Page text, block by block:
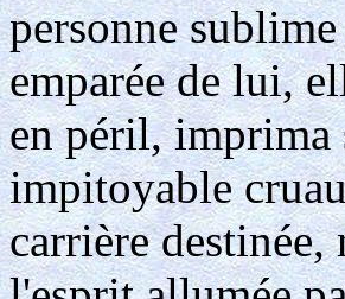
personne
emparée de lui,
en péril, imprima
impitoyable
carrière